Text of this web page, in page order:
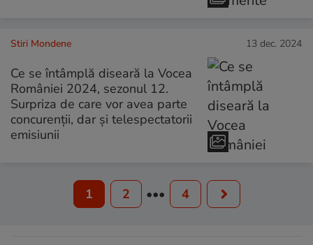
Stiri Mondene 13 dec. 2024
Ce se întâmplă diseară la Vocea
României 2024, sezonul 12.
Surpriza de care vor avea parte
concurenții, dar și telespectatorii
emisiunii
1 2 ••• 4